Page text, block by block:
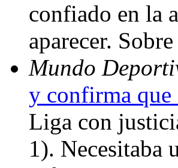
confiado en la
aparecer.
Mundo
y confirma que
Liga con
1). Necesitaba